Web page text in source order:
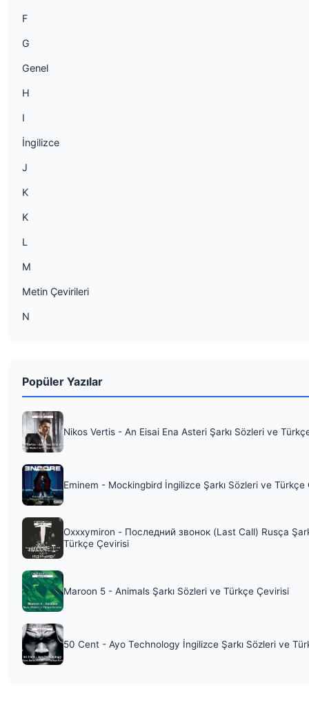
F
G
Genel
H
I
İngilizce
J
K
K
L
M
Metin Çevirileri
N
Popüler Yazılar
Nikos Vertis - An Eisai Ena Asteri Şarkı Sözleri ve
Eminem - Mockingbird İngilizce Şarkı Sözleri ve Türkçe
Oxxxymiron - Последний звонок (Last Call) Rusça
Türkçe Çevirisi
Maroon 5 - Animals Şarkı Sözleri ve Türkçe Çevirisi
50 Cent - Ayo Technology İngilizce Şarkı Sözleri ve